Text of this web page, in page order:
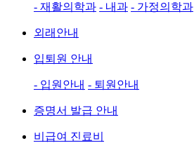
- 재활의학과 - 내과 - 가정의학과
외래안내
입퇴원 안내
- 입원안내 - 퇴원안내
증명서 발급 안내
비급여 진료비